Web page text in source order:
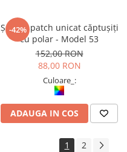
-42%
Șalvari patch unicat căptușiți
cu polar - Model 53
152,00 RON
88,00 RON
Culoare_:
ADAUGA IN COS
1 2